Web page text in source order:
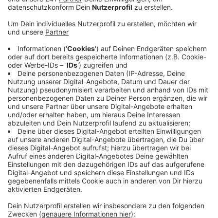
soll.
Veröffentlicht:Dienstag, 29.10.2024 18:25
Anzeige
Das zumindest empfiehlt die Stadtverwaltung.
Denkbar wäre auch, für Wohn- und Gewerbeimmobilien
eine unterschiedlich hohe Gewerbesteuer zu erheben.
Dieser Lösung stehe man grundsätzlich auch positiv
gegenüber, sagte Oberbürgermeisterin Dörner. Man
wolle das Wohnen in Bonn selbstverständlich nicht
verteuern. Es gebe aber Zweifel, ob man das
rechtssicher hinbekomme. Die Grundsatzentscheidung
des Bonner Stadtrates fällt am 12. November. Die
genauen Hebesätze für die Grundsteuer werden aber